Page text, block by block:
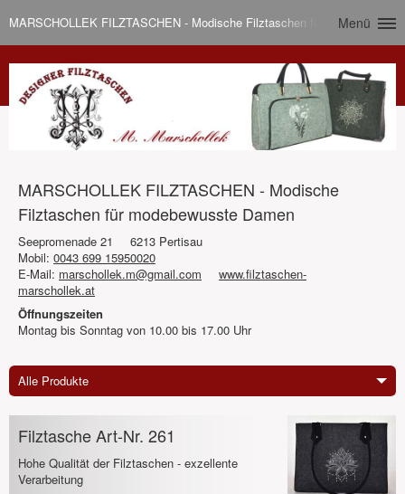
MARSCHOLLEK FILZTASCHEN - Modische Filztaschen für Menü
MARSCHOLLEK FILZTASCHEN - Modische
Filztaschen für modebewusste Damen
Seepromenade 21
6213 Pertisau
Mobil: 0043 699 15950020
E-Mail: marschollek.m@gmail.com
www.filztaschen-
marschollek.at
Öffnungszeiten
Montag bis Sonntag von 10.00 bis 17.00 Uhr
Alle Produkte
Filztasche Art-Nr. 261
Hohe Qualität der Filztaschen - exzellente
Verarbeitung